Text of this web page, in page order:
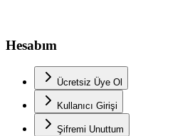
Hesabım
Ücretsiz Üye Ol
Kullanıcı Girişi
Şifremi Unuttum